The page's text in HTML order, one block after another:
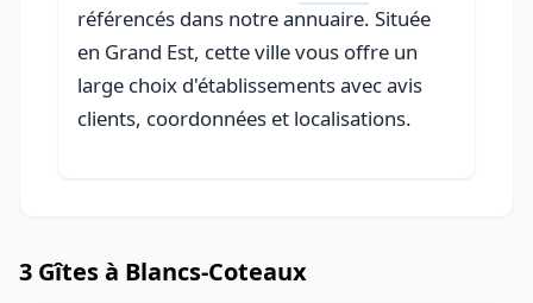
référencés dans notre annuaire. Située
en Grand Est, cette ville vous offre un
large choix d'établissements avec avis
clients, coordonnées et localisations.
3 Gîtes à Blancs-Coteaux